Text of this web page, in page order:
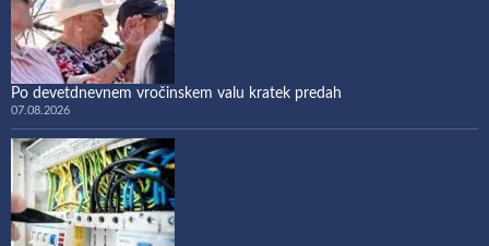
Po devetdnevnem vročinskem valu kratek predah
07.08.2026